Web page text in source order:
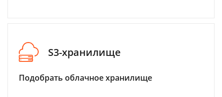
S3-хранилище
Подобрать облачное хранилище